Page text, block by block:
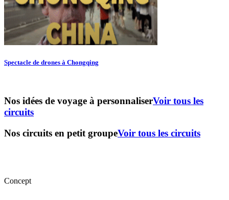
Spectacle de drones à Chongqing
Nos idées de voyage à personnaliserVoir tous les
circuits
Nos circuits en petit groupeVoir tous les circuits
Concept